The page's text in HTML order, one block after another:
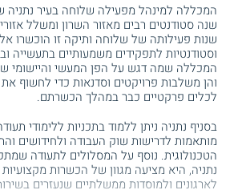
המכללה למינהל מפעילה שלוחה בעיר נתניה
שנה סטודנטים רבים מאזור השרון ומשלל
שנות פעילותה של שלוחה ותיקה זו הוכשרו
וסטודנטיות לתפקידים משמעותיים בתעשייה
המכללה שמה דגש על הפן המעשי והיישומי
והן משלבות פרויקטים וסדנאות כדי לחשוף
לכלים פרקטיים כבר במהלך הכשרתם.
בסניף נתניה ניתן ללמוד בתכניות ללימודי
מותאמות לדרישות שוק העבודה ולחידושים
הטכנולוגית. נוסף על המסלולים לתעודה
נתניה, היא מציעה מגוון של הכשרות
לארגונים ולמוסדות ממשלתיים שנעזרים